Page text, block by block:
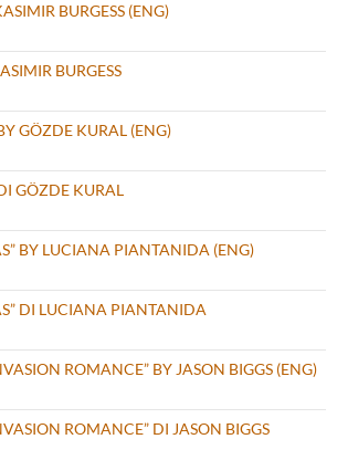
BURGESS (ENG)
BURGESS
GÖZDE KURAL (ENG)
GÖZDE KURAL
BY LUCIANA PIANTANIDA (ENG)
DI LUCIANA PIANTANIDA
ROMANCE” BY JASON BIGGS (ENG)
ROMANCE” DI JASON BIGGS